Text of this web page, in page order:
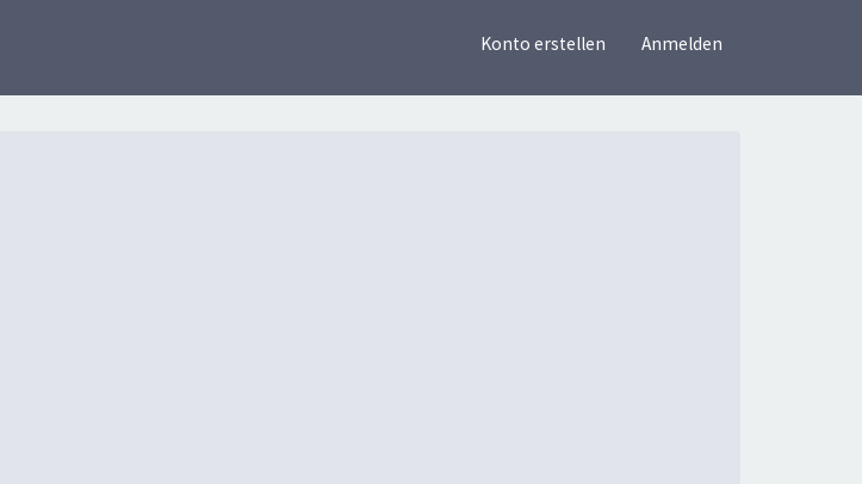
Konto erstellen Anmelden